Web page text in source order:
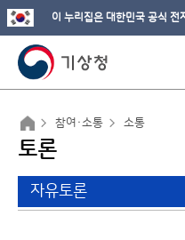
이 누리집은 대한민국 공식 전
참여·소통 소통
토론
자유토론